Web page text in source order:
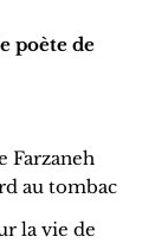
poète de
Farzaneh
au tombac
la vie de